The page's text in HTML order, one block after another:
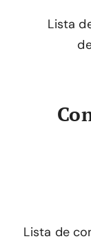
Lista
Lista de